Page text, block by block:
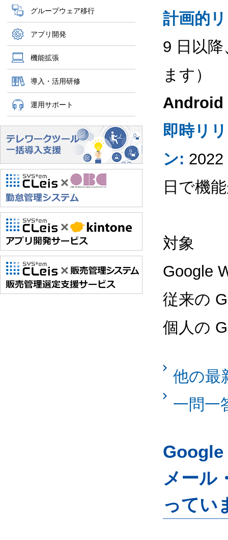
グループウェア移行
アプリ開発
機能拡張
導入・活用研修
運用サポート
計画的
9 日以
ます）
即時リ
ン:
日で機
対象
Google
従来の
個人の
他の最
一問一
Google
メール
ってい